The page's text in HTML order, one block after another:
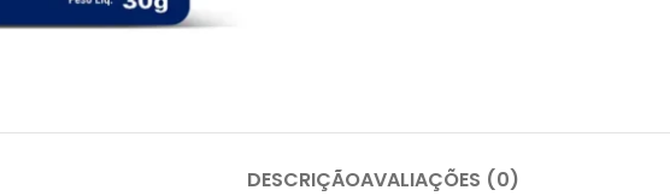
DESCRIÇÃOAVALIAÇÕES (0)